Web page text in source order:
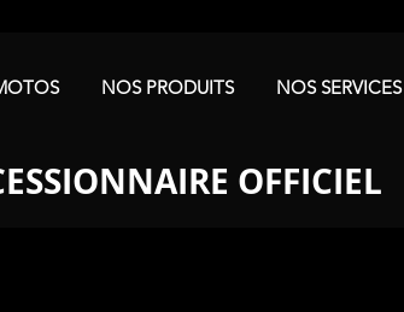
NOS PRODUITS NOS SERVICES
OFFICIEL